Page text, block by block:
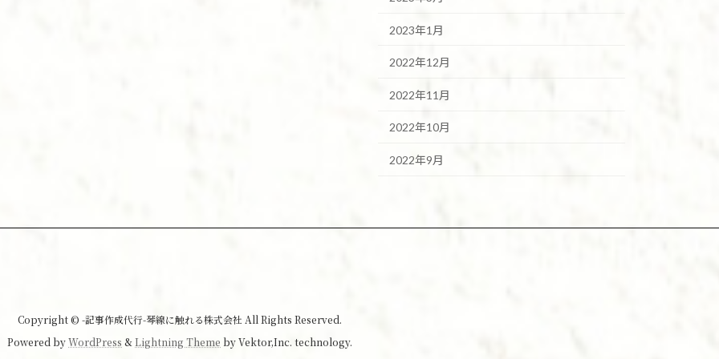
2023年1月
2022年12月
2022年11月
2022年10月
2022年9月
Copyright © -記事作成代行-琴線に触れる株式会社 All Rights Reserved.
Powered byWordPress &Lightning Theme by Vektor,Inc. technology.